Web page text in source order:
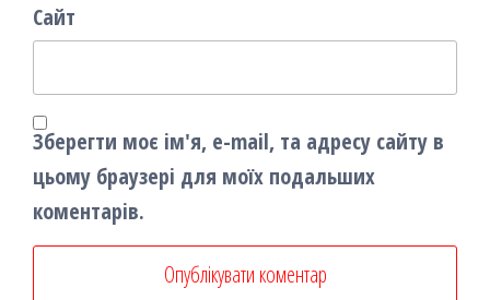
Сайт
Зберегти моє ім'я, e-mail, та адресу сайту в
цьому браузері для моїх подальших
коментарів.